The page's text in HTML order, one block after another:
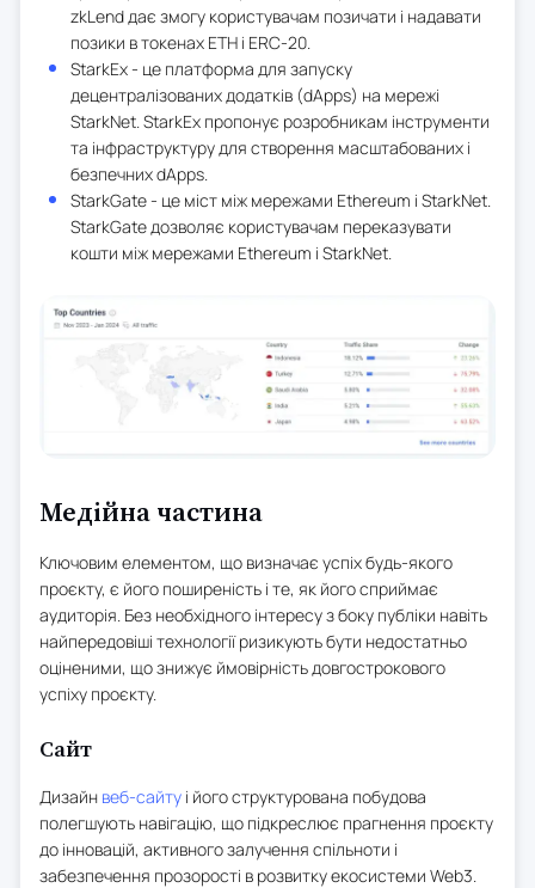
zkLend дає змогу користувачам позичати і надавати
позики в токенах ETH і ERC-20.
StarkEx - це платформа для запуску
децентралізованих додатків (dApps) на мережі
StarkNet. StarkEx пропонує розробникам інструменти
та інфраструктуру для створення масштабованих і
безпечних dApps.
StarkGate - це міст між мережами Ethereum і StarkNet.
StarkGate дозволяє користувачам переказувати
кошти між мережами Ethereum і StarkNet.
Медійна частина
Ключовим елементом, що визначає успіх будь-якого
проєкту, є його поширеність і те, як його сприймає
аудиторія. Без необхідного інтересу з боку публіки навіть
найпередовіші технології ризикують бути недостатньо
оціненими, що знижує ймовірність довгострокового
успіху проєкту.
Сайт
Дизайн веб-сайту і його структурована побудова
полегшують навігацію, що підкреслює прагнення проєкту
до інновацій, активного залучення спільноти і
забезпечення прозорості в розвитку екосистеми Web3.